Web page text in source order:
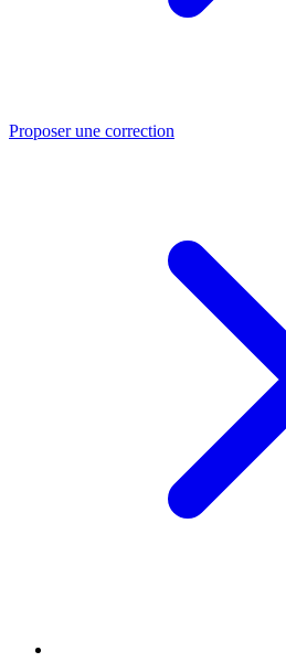
Proposer une correction